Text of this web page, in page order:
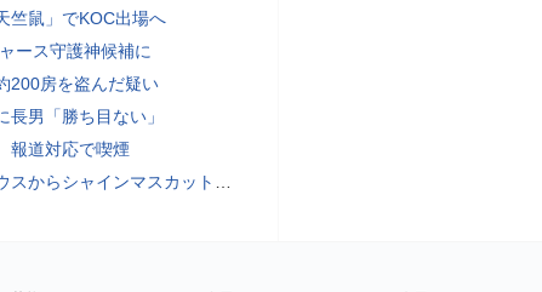
竺鼠」でKOC出場へ
ース守護神候補に
200房を盗んだ疑い
長男「勝ち目ない」
報道対応で喫煙
ット約200房を盗んだ疑い ネットで販売か 無職の男（42）逮捕 岡山県警